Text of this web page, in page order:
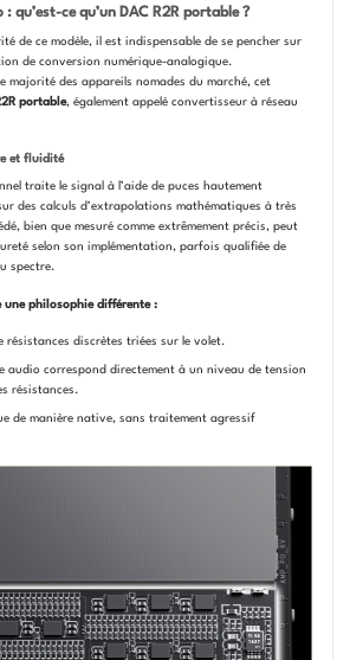
qu’est-ce qu’un DAC R2R portable ?
de ce modèle, il est indispensable de se pencher sur
de conversion numérique-analogique.
majorité des appareils nomades du marché, cet
portable, également appelé convertisseur à réseau
et fluidité
traite le signal à l’aide de puces hautement
des calculs d’extrapolations mathématiques à très
bien que mesuré comme extrêmement précis, peut
selon son implémentation, parfois qualifiée de
spectre.
une philosophie différente :
résistances discrètes triées sur le volet.
audio correspond directement à un niveau de tension
résistances.
de manière native, sans traitement agressif